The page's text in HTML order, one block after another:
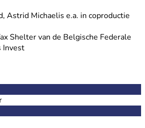
Astrid Michaelis e.a. in coproductie
Shelter van de Belgische Federale
Invest